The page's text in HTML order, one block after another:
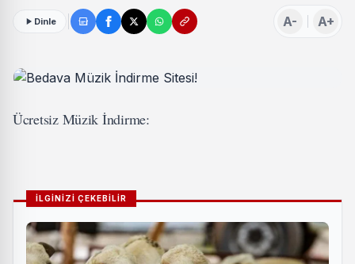
Dinle A- A+
Ücretsiz Müzik İndirme:
İLGİNİZİ ÇEKEBİLİR